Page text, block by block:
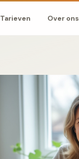
Tarieven Over ons